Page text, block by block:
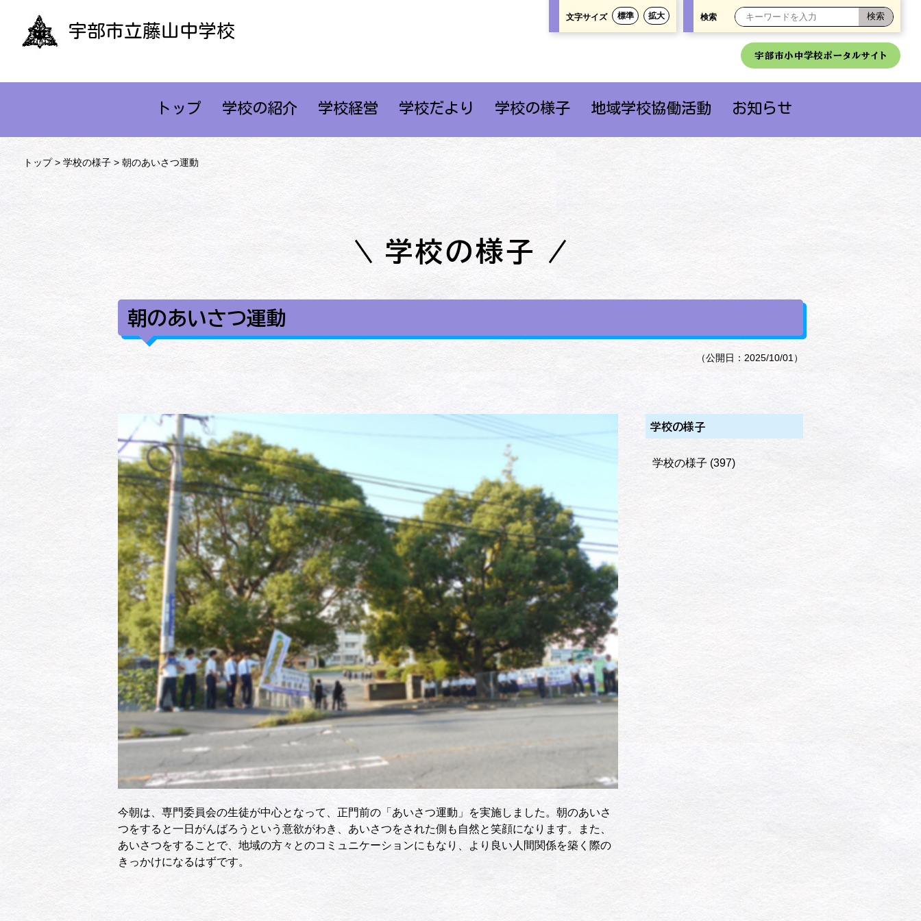
宇部市立藤山中学校
文字サイズ 標準 拡大 検索
宇部市小中学校ポータルサイト
トップ 学校の紹介 学校経営 学校だより 学校の様子 地域学校協働活動 お知らせ
トップ> 学校の様子> 朝のあいさつ運動
学校の様子
朝のあいさつ運動
（公開日：2025/10/01）
今朝は、専門委員会の生徒が中心となって、正門前の「あいさつ運動」を実施しました。朝のあいさ
つをすると一日がんばろうという意欲がわき、あいさつをされた側も自然と笑顔になります。また、
あいさつをすることで、地域の方々とのコミュニケーションにもなり、より良い人間関係を築く際の
きっかけになるはずです。
学校の様子
学校の様子 (397)